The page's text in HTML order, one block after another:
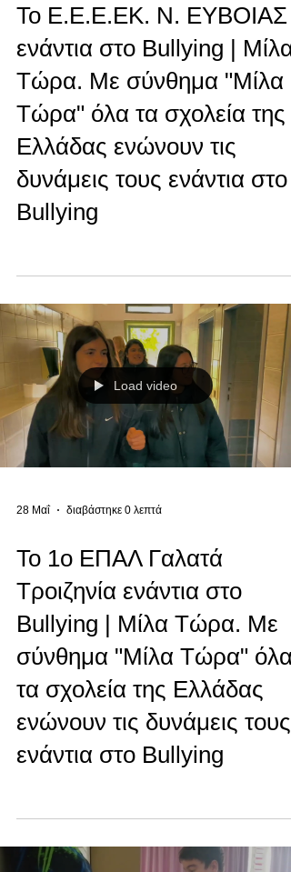
To Ε.Ε.Ε.ΕΚ. Ν. ΕΥΒΟΙΑΣ
ενάντια στο Bullying | Μίλα
Τώρα. Με σύνθημα "Μίλα
Τώρα" όλα τα σχολεία της
Ελλάδας ενώνουν τις
δυνάμεις τους ενάντια στο
Bullying
Load video
28 Μαΐ διαβάστηκε 0 λεπτά
Το 1ο ΕΠΑΛ Γαλατά
Τροιζηνία ενάντια στο
Bullying | Μίλα Τώρα. Με
σύνθημα "Μίλα Τώρα" όλα
τα σχολεία της Ελλάδας
ενώνουν τις δυνάμεις τους
ενάντια στο Bullying